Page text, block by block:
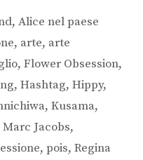
,Alice nel paese
, arte, arte
, Flower Obsession,
, Hashtag, Hippy,
, Kusama,
Marc Jacobs,
, pois, Regina